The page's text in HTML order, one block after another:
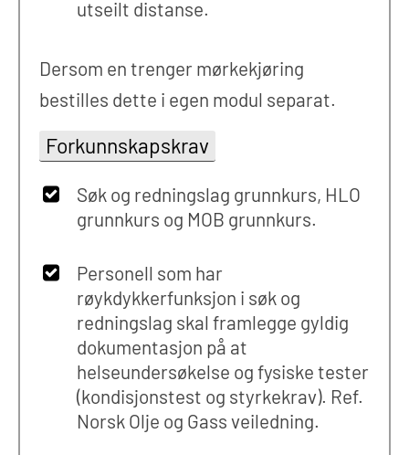
utseilt distanse.
Dersom en trenger mørkekjøring
bestilles dette i egen modul separat.
Forkunnskapskrav
Søk og redningslag grunnkurs, HLO
grunnkurs og MOB grunnkurs.
Personell som har
røykdykkerfunksjon i søk og
redningslag skal framlegge gyldig
dokumentasjon på at
helseundersøkelse og fysiske tester
(kondisjonstest og styrkekrav). Ref.
Norsk Olje og Gass veiledning.